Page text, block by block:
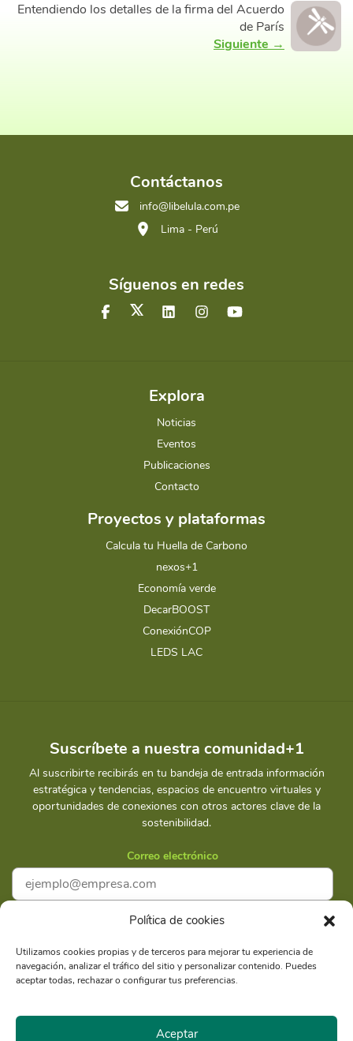
Política de cookies
Utilizamos cookies propias y de terceros para mejorar tu experiencia de
navegación, analizar el tráfico del sitio y personalizar contenido. Puedes
aceptar todas, rechazar o configurar tus preferencias.
Aceptar
Entendiendo los detalles de la firma del Acuerdo
de París
Siguiente →
Contáctanos
info@libelula.com.pe
Lima - Perú
Síguenos en redes
Explora
Noticias
Eventos
Publicaciones
Contacto
Proyectos y plataformas
Calcula tu Huella de Carbono
nexos+1
Economía verde
DecarBOOST
ConexiónCOP
LEDS LAC
Suscríbete a nuestra comunidad+1
Al suscribirte recibirás en tu bandeja de entrada información
estratégica y tendencias, espacios de encuentro virtuales y
oportunidades de conexiones con otros actores clave de la
sostenibilidad.
Correo electrónico
Suscríbete